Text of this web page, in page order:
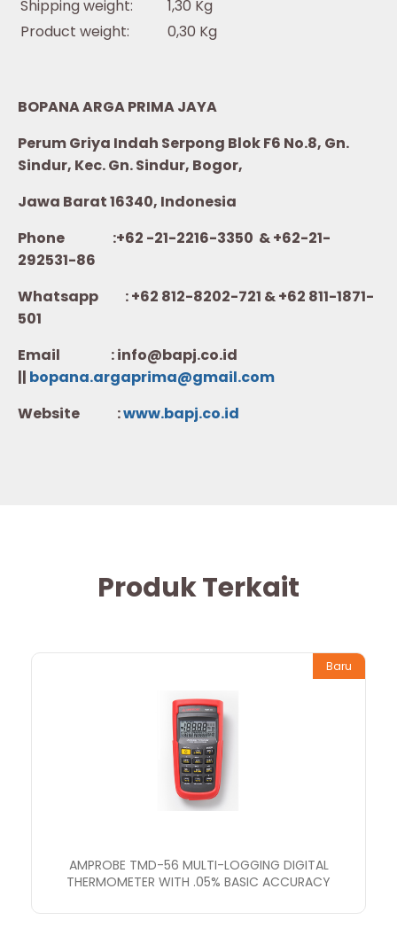
Shipping weight:
1,30 Kg
Product weight:
0,30 Kg
BOPANA ARGA PRIMA JAYA
Perum Griya Indah Serpong Blok F6 No.8, Gn.
Sindur, Kec. Gn. Sindur, Bogor,
Jawa Barat 16340, Indonesia
Phone :+62 -21-2216-3350 & +62-21-
292531-86
Whatsapp :+62 812-8202-721 & +62 811-1871-
501
Email : info@bapj.co.id
|| bopana.argaprima@gmail.com
Website :www.bapj.co.id
Produk Terkait
Baru
AMPROBE TMD-56 MULTI-LOGGING DIGITAL
THERMOMETER WITH .05% BASIC ACCURACY